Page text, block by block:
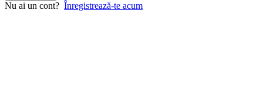
Nu ai un cont? Înregistrează-te acum